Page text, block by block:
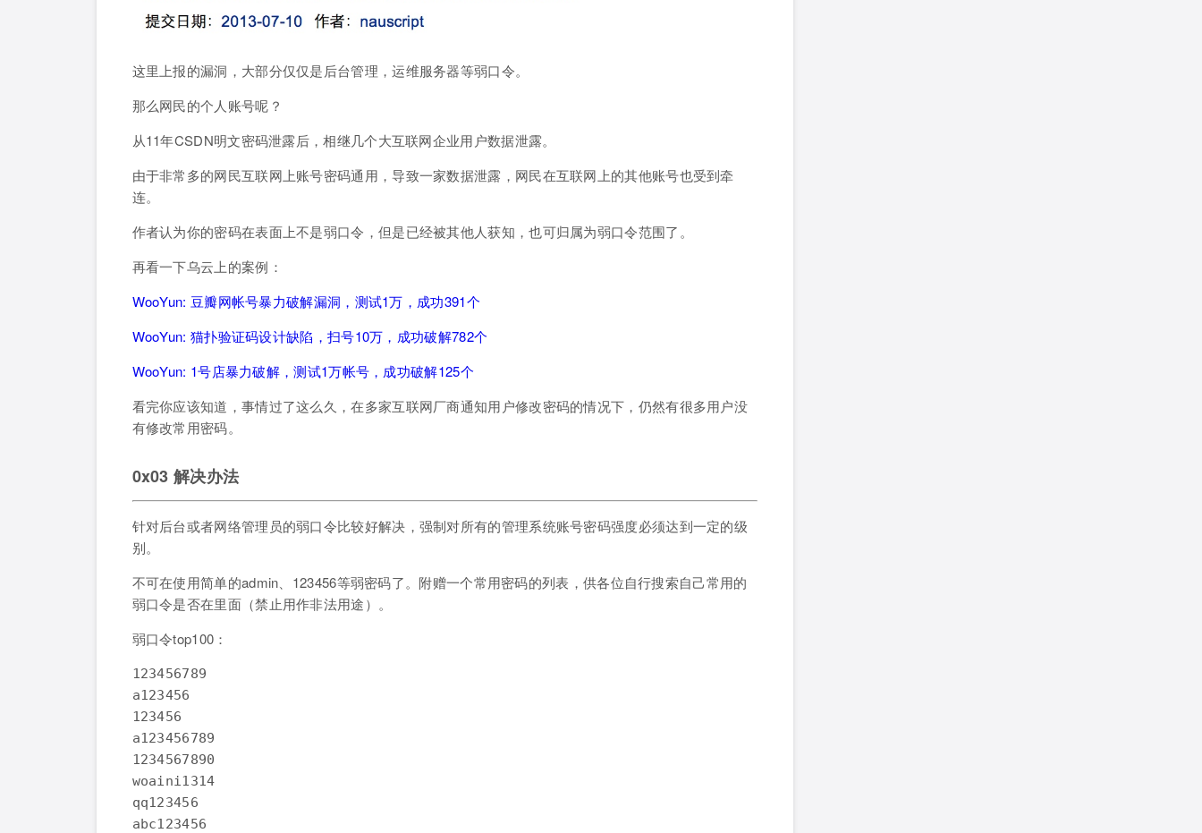
这里上报的漏洞，大部分仅仅是后台管理，运维服务器等弱口令。
那么网民的个人账号呢？
从11年CSDN明文密码泄露后，相继几个大互联网企业用户数据泄露。
由于非常多的网民互联网上账号密码通用，导致一家数据泄露，网民在互联网上的其他账号也受到牵
连。
作者认为你的密码在表面上不是弱口令，但是已经被其他人获知，也可归属为弱口令范围了。
再看一下乌云上的案例：
WooYun: 豆瓣网帐号暴力破解漏洞，测试1万，成功391个
WooYun: 猫扑验证码设计缺陷，扫号10万，成功破解782个
WooYun: 1号店暴力破解，测试1万帐号，成功破解125个
看完你应该知道，事情过了这么久，在多家互联网厂商通知用户修改密码的情况下，仍然有很多用户没
有修改常用密码。
0x03 解决办法
针对后台或者网络管理员的弱口令比较好解决，强制对所有的管理系统账号密码强度必须达到一定的级
别。
不可在使用简单的admin、123456等弱密码了。附赠一个常用密码的列表，供各位自行搜索自己常用的
弱口令是否在里面（禁止用作非法用途）。
弱口令top100：
123456789
a123456
123456
a123456789
1234567890
woaini1314
qq123456
abc123456